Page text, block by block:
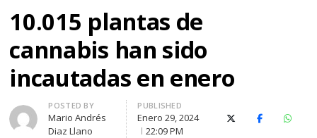
10.015 plantas de
cannabis han sido
incautadas en enero
Author
POSTED BY
Mario Andrés
Diaz Llano
PUBLISHED
Enero 29, 2024
22:09 PM
X (Twitter)Facebook